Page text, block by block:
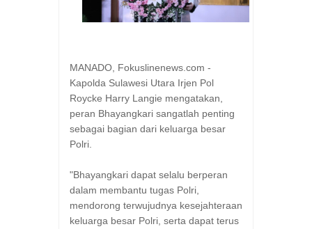
RESES II 2026, EUGENIE MANTIRI
MANADO, Fokuslinenews.com -
Kapolda Sulawesi Utara Irjen Pol
Roycke Harry Langie mengatakan,
peran Bhayangkari sangatlah penting
sebagai bagian dari keluarga besar
Polri.
"Bhayangkari dapat selalu berperan
dalam membantu tugas Polri,
mendorong terwujudnya kesejahteraan
keluarga besar Polri, serta dapat terus